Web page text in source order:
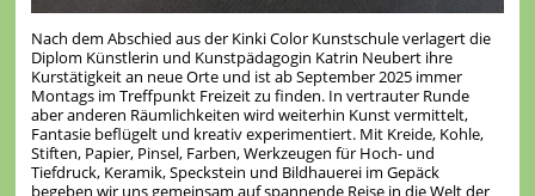
Nach dem Abschied aus der Kinki Color Kunstschule verlagert die
Diplom Künstlerin und Kunstpädagogin Katrin Neubert ihre
Kurstätigkeit an neue Orte und ist ab September 2025 immer
Montags im Treffpunkt Freizeit zu finden. In vertrauter Runde
aber anderen Räumlichkeiten wird weiterhin Kunst vermittelt,
Fantasie beflügelt und kreativ experimentiert. Mit Kreide, Kohle,
Stiften, Papier, Pinsel, Farben, Werkzeugen für Hoch- und
Tiefdruck, Keramik, Speckstein und Bildhauerei im Gepäck
begeben wir uns gemeinsam auf spannende Reise in die Welt der